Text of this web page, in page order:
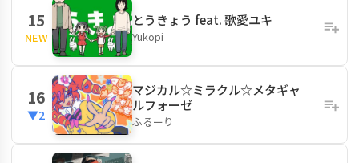
15
NEW
とうきょう feat. 歌愛ユキ
Yukopi
16
▼2
マジカル☆ミラクル☆メタギャ
ルフォーゼ
ふるーり